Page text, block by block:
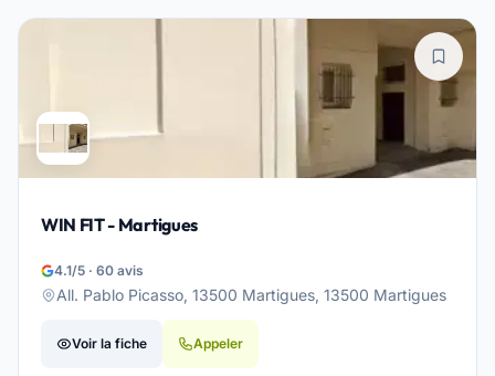
WIN FIT - Martigues
4.1/5 · 60 avis
All. Pablo Picasso, 13500 Martigues, 13500 Martigues
Voir la fiche Appeler